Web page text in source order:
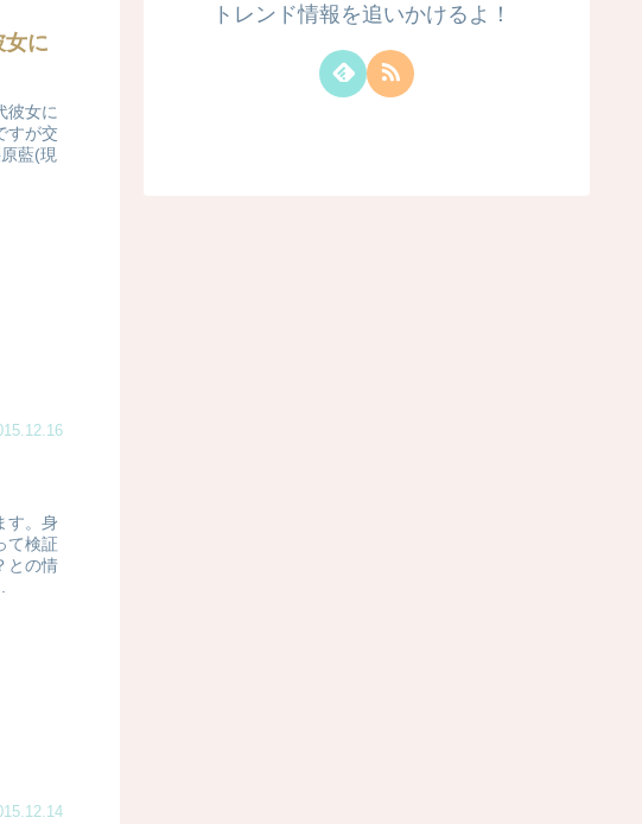
女に
彼女に
すが交
藍(現
す。身
て検証
との情
トレンド情報を追いかけるよ！